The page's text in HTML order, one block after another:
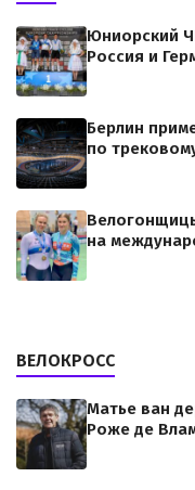
Юниорский
Россия и
Берлин
по
на
ВЕЛОКРОСС
Матье ван
Роже де